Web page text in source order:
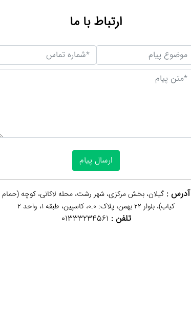
ارتباط با ما
آدرس : گیلان، بخش مرکزی، شهر رشت، محله لاکانی، کوچه (حمام
کیاب)، بلوار 22 بهمن، پلاک: 0.0، کاسپین، طبقه 1، واحد 2
تلفن : 01333234561